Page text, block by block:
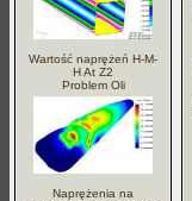
Wartość naprężeń H-M-
H At Z2
Problem Oli
Naprężenia na